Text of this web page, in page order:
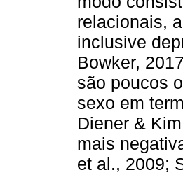
relacionais,
inclusive
Bowker,
são poucos
sexo em
Diener &
mais
et al., 2009;